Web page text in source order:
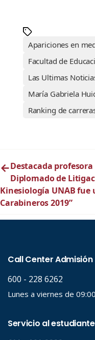
Apariciones en
Facultad de
Las Ultimas
María Gabriela
Ranking de
←Destacada
Diplomado de
Kinesiología UNAB fue
Carabineros 2019”